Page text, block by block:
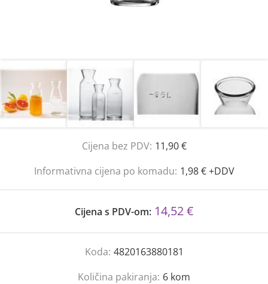
Cijena bez PDV: 11,90 €
Informativna cijena po komadu: 1,98 € +DDV
Cijena s PDV-om: 14,52 €
Koda: 4820163880181
Količina pakiranja: 6 kom